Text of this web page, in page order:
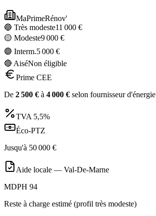
MaPrimeRénov'
🔵 Très modeste11 000 €
🟡 Modeste9 000 €
🟣 Interm.5 000 €
🔴 AiséNon éligible
Prime CEE
De 2 500 € à 4 000 € selon fournisseur d'énergie
TVA 5,5%
Éco-PTZ
Jusqu'à 50 000 €
Aide locale — Val-De-Marne
MDPH 94
Reste à charge estimé (profil très modeste)